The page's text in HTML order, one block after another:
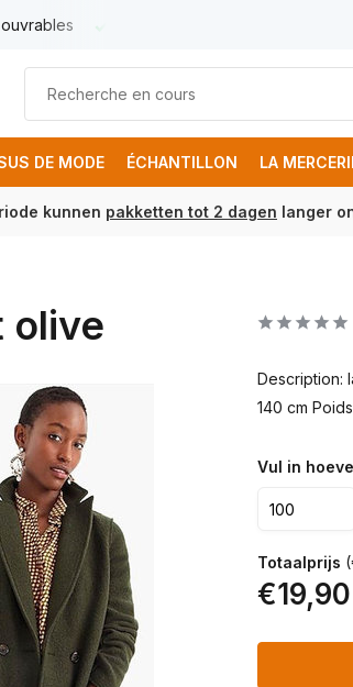
DE MODE ÉCHANTILLON LA
kunnen pakketten tot 2 dagen langer
olive
Description:
140 cm
Vul in
Totaalprijs
€19,90